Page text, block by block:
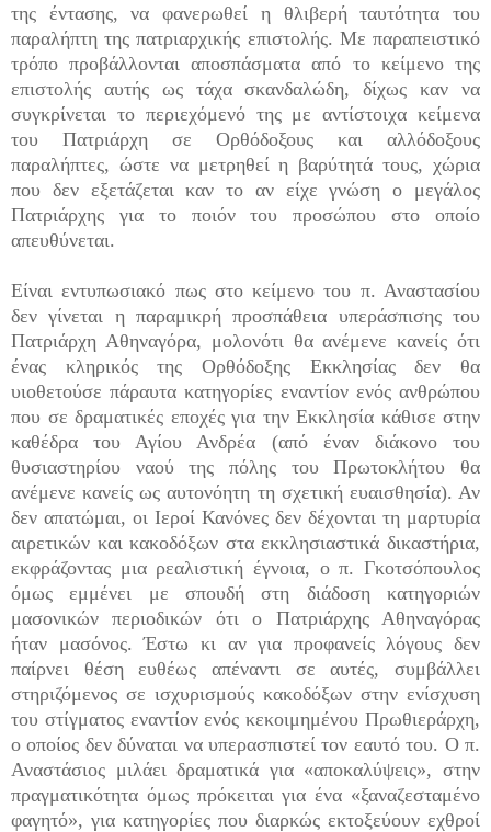
της έντασης, να φανερωθεί η θλιβερή ταυτότητα του
παραλήπτη της πατριαρχικής επιστολής. Με παραπειστικό
τρόπο προβάλλονται αποσπάσματα από το κείμενο της
επιστολής αυτής ως τάχα σκανδαλώδη, δίχως καν να
συγκρίνεται το περιεχόμενό της με αντίστοιχα κείμενα
του Πατριάρχη σε Ορθόδοξους και αλλόδοξους
παραλήπτες, ώστε να μετρηθεί η βαρύτητά τους, χώρια
που δεν εξετάζεται καν το αν είχε γνώση ο μεγάλος
Πατριάρχης για το ποιόν του προσώπου στο οποίο
απευθύνεται.
Είναι εντυπωσιακό πως στο κείμενο του π. Αναστασίου
δεν γίνεται η παραμικρή προσπάθεια υπεράσπισης του
Πατριάρχη Αθηναγόρα, μολονότι θα ανέμενε κανείς ότι
ένας κληρικός της Ορθόδοξης Εκκλησίας δεν θα
υιοθετούσε πάραυτα κατηγορίες εναντίον ενός ανθρώπου
που σε δραματικές εποχές για την Εκκλησία κάθισε στην
καθέδρα του Αγίου Ανδρέα (από έναν διάκονο του
θυσιαστηρίου ναού της πόλης του Πρωτοκλήτου θα
ανέμενε κανείς ως αυτονόητη τη σχετική ευαισθησία). Αν
δεν απατώμαι, οι Ιεροί Κανόνες δεν δέχονται τη μαρτυρία
αιρετικών και κακοδόξων στα εκκλησιαστικά δικαστήρια,
εκφράζοντας μια ρεαλιστική έγνοια, ο π. Γκοτσόπουλος
όμως εμμένει με σπουδή στη διάδοση κατηγοριών
μασονικών περιοδικών ότι ο Πατριάρχης Αθηναγόρας
ήταν μασόνος. Έστω κι αν για προφανείς λόγους δεν
παίρνει θέση ευθέως απέναντι σε αυτές, συμβάλλει
στηριζόμενος σε ισχυρισμούς κακοδόξων στην ενίσχυση
του στίγματος εναντίον ενός κεκοιμημένου Πρωθιεράρχη,
ο οποίος δεν δύναται να υπερασπιστεί τον εαυτό του. Ο π.
Αναστάσιος μιλάει δραματικά για «αποκαλύψεις», στην
πραγματικότητα όμως πρόκειται για ένα «ξαναζεσταμένο
φαγητό», για κατηγορίες που διαρκώς εκτοξεύουν εχθροί